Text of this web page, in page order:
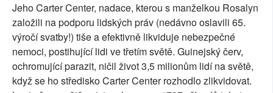
Jeho Carter Center, nadace, kterou s manželkou Rosalyn
založili na podporu lidských práv (nedávno oslavili 65.
výročí svatby!) tiše a efektivně likviduje nebezpečné
nemoci, postihující lidi ve třetím světě. Guinejský červ,
ochromující parazit, ničil život 3,5 milionům lidí na světě,
když se ho středisko Carter Center rozhodlo zlikvidovat.